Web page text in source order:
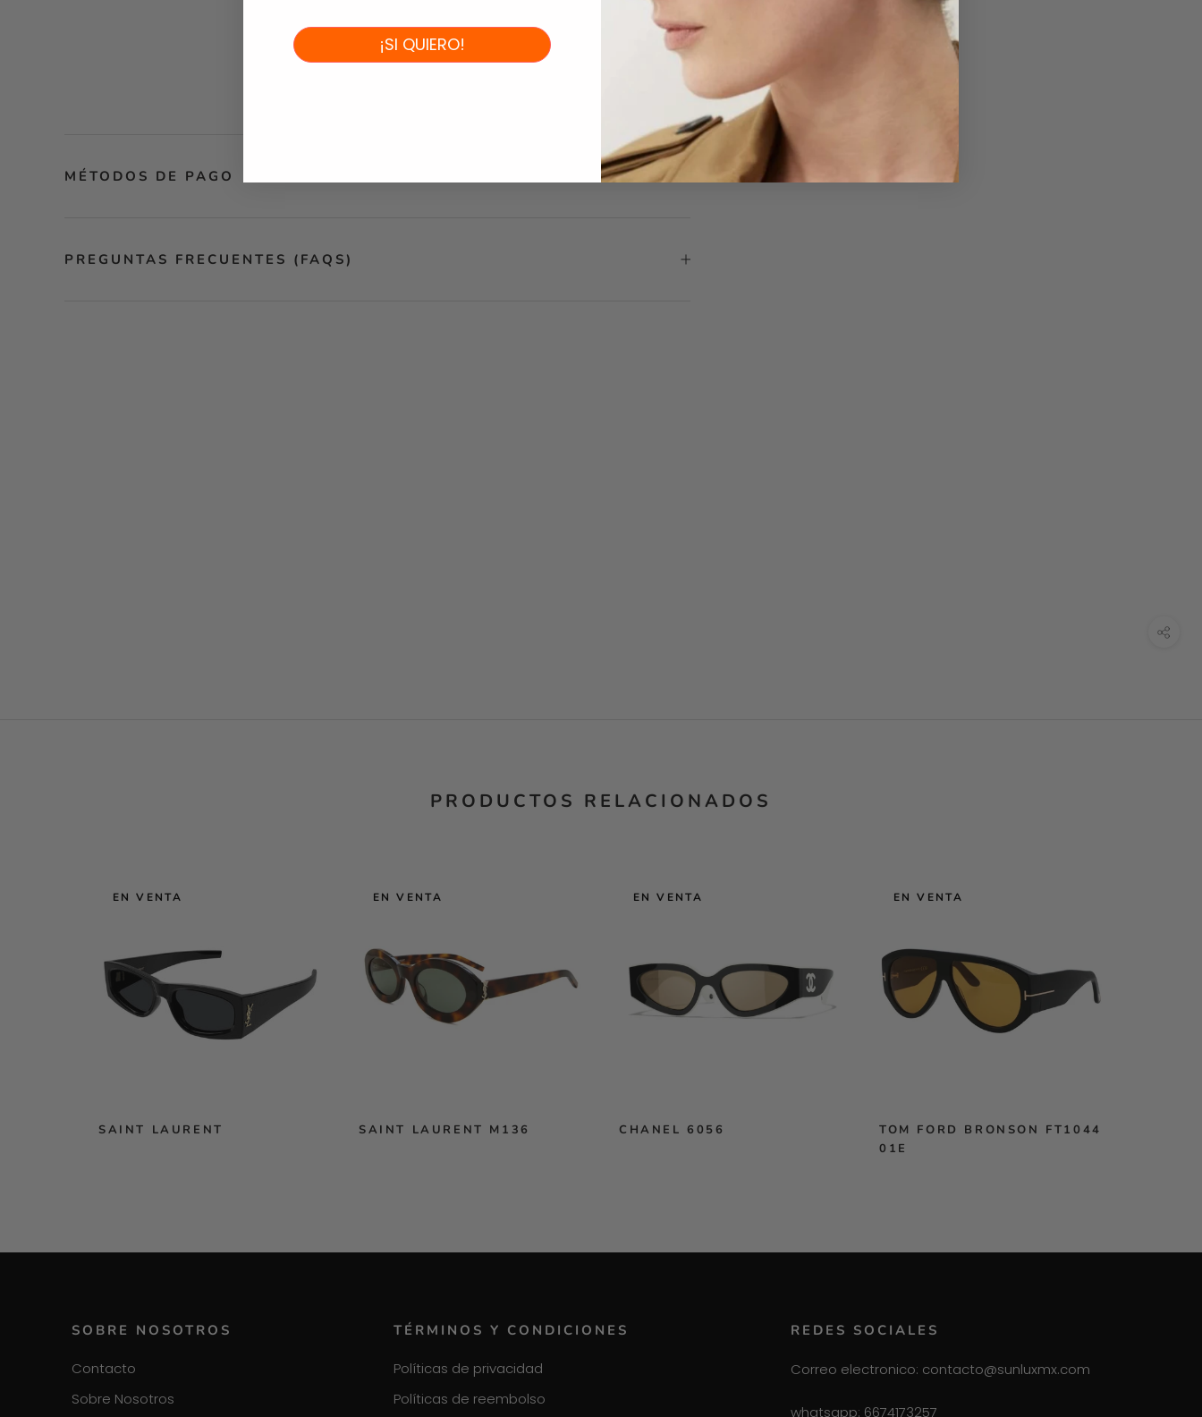
MÉTODOS DE PAGO
PREGUNTAS FRECUENTES (FAQS)
PRODUCTOS RELACIONADOS
EN VENTA
SAINT LAURENT
EN VENTA
SAINT LAURENT M136
EN VENTA
CHANEL 6056
EN VENTA
TOM FORD BRONSON FT1044
01E
SOBRE NOSOTROS
Contacto
Sobre Nosotros
TÉRMINOS Y CONDICIONES
Políticas de privacidad
Políticas de reembolso
REDES SOCIALES
Correo electronico: contacto@sunluxmx.com
whatsapp: 6674173257
¡SI QUIERO!